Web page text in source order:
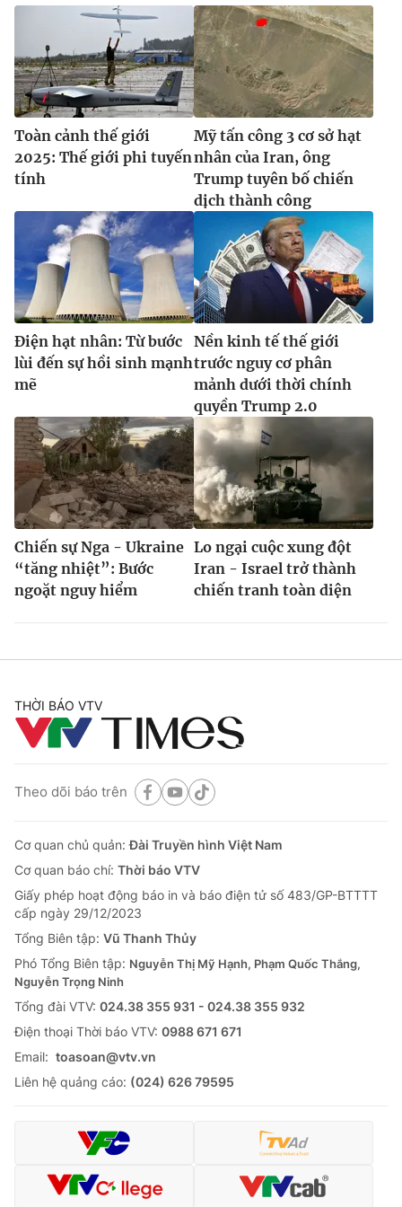
Ðiện thoại Thời báo VTV:024.66 897 897
toasoan@vtv.vn
Liên hệ quảng cáo:024-7300.7108
® Cấm sao chép dưới mọi hình thức nếu không có sự chấp
thuận bằng văn bản. Ghi rõ nguồn VTV.vn khi phát hành lại
thông tin từ website này.
Toàn cảnh thế giới
2025: Thế giới phi tuyến
tính
Mỹ tấn công 3 cơ sở hạt
nhân của Iran, ông
Trump tuyên bố chiến
dịch thành công
Điện hạt nhân: Từ bước
lùi đến sự hồi sinh mạnh
mẽ
Nền kinh tế thế giới
trước nguy cơ phân
mảnh dưới thời chính
quyền Trump 2.0
Chiến sự Nga - Ukraine
“tăng nhiệt”: Bước
ngoặt nguy hiểm
Lo ngại cuộc xung đột
Iran - Israel trở thành
chiến tranh toàn diện
THỜI BÁO VTV
Theo dõi báo trên
Cơ quan chủ quản:Đài Truyền hình Việt Nam
Cơ quan báo chí: Thời báo VTV
Giấy phép hoạt động báo in và báo điện tử số 483/GP-BTTTT
cấp ngày 29/12/2023
Tổng Biên tập: Vũ Thanh Thủy
Phó Tổng Biên tập: Nguyễn Thị Mỹ Hạnh, Phạm Quốc Thắng,
Nguyễn Trọng Ninh
Tổng đài VTV: 024.38 355 931 - 024.38 355 932
Ðiện thoại Thời báo VTV: 0988 671 671
Email: toasoan@vtv.vn
Liên hệ quảng cáo: (024) 626 79595